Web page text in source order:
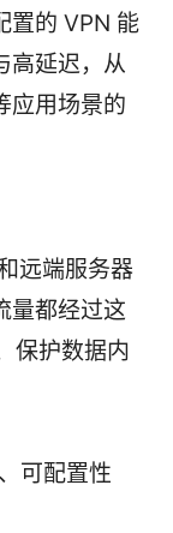
置的 VPN 能
高延迟，从
应用场景的
远端服务器
量都经过这
保护数据内
可配置性